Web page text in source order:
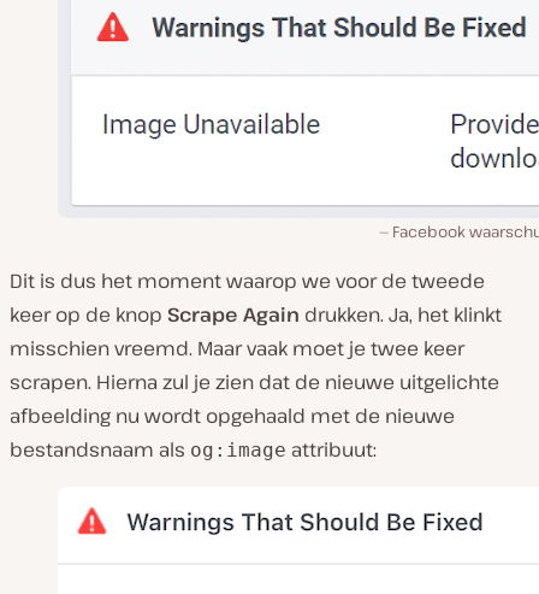
Facebook
Dit is dus het moment waarop we voor de tweede
keer op de knop Scrape Again drukken. Ja, het klinkt
misschien vreemd. Maar vaak moet je twee keer
scrapen. Hierna zul je zien dat de nieuwe uitgelichte
afbeelding nu wordt opgehaald met de nieuwe
bestandsnaam als og:image attribuut: